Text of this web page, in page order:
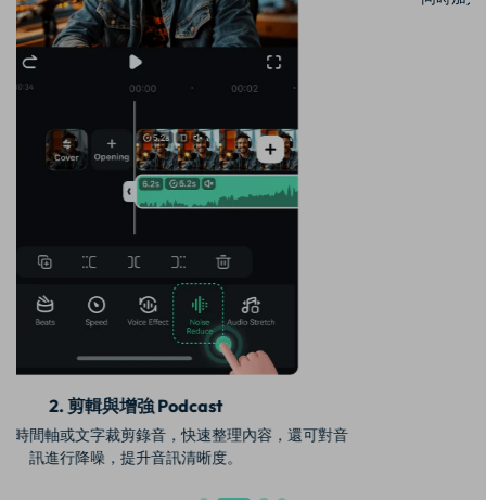
3. 添加視覺與音效修飾
裁剪不需要的片段，加入背景音樂，或加入 AI 動態字幕。也可
同時加入節目開場、音效或其他品牌元素，使 Podcast 更專